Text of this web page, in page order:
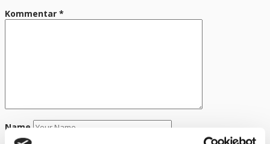
Kommentar *
Name